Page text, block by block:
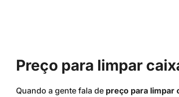
Preço para limpar
Quando a gente fala de preço para limpar